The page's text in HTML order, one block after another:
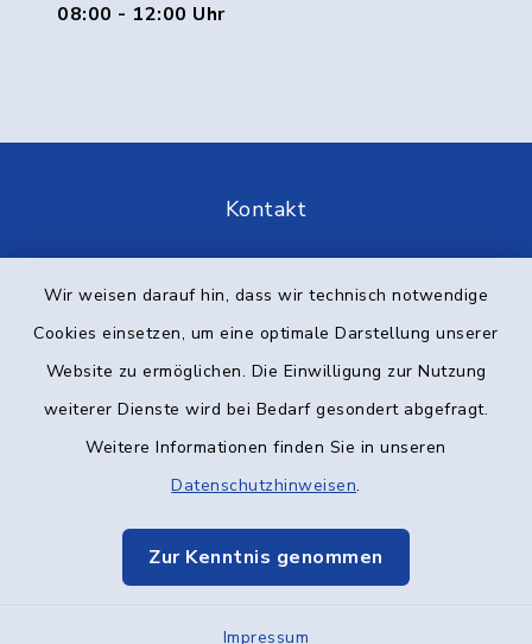
Wir weisen darauf hin, dass wir technisch notwendige
Cookies einsetzen, um eine optimale Darstellung unserer
Website zu ermöglichen. Die Einwilligung zur Nutzung
weiterer Dienste wird bei Bedarf gesondert abgefragt.
Weitere Informationen finden Sie in unseren
Datenschutzhinweisen.
Zur Kenntnis genommen
Impressum
08:00 - 12:00 Uhr
Kontakt
Datenschutz
Elektronische Kommunikation
Cookie-Einstellungen